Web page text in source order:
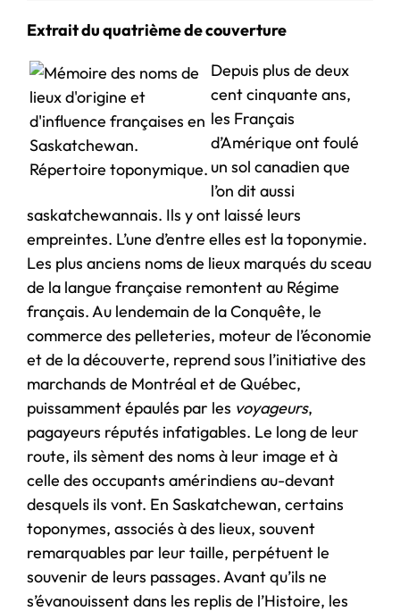
Extrait du quatrième de couverture
Depuis plus de deux
cent cinquante ans,
les Français
d’Amérique ont foulé
un sol canadien que
l’on dit aussi
saskatchewannais. Ils y ont laissé leurs
empreintes. L’une d’entre elles est la toponymie.
Les plus anciens noms de lieux marqués du sceau
de la langue française remontent au Régime
français. Au lendemain de la Conquête, le
commerce des pelleteries, moteur de l’économie
et de la découverte, reprend sous l’initiative des
marchands de Montréal et de Québec,
puissamment épaulés par les voyageurs,
pagayeurs réputés infatigables. Le long de leur
route, ils sèment des noms à leur image et à
celle des occupants amérindiens au-devant
desquels ils vont. En Saskatchewan, certains
toponymes, associés à des lieux, souvent
remarquables par leur taille, perpétuent le
souvenir de leurs passages. Avant qu’ils ne
s’évanouissent dans les replis de l’Histoire, les